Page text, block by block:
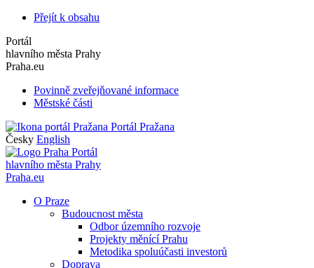
Přejít k obsahu
Portál
hlavního města Prahy
Praha.eu
Povinně zveřejňované informace
Městské části
Portál Pražana
Česky English
Portál
hlavního města Prahy
Praha.eu
O Praze
Budoucnost města
Odbor územního rozvoje
Projekty měnící Prahu
Metodika spoluúčasti investorů
Doprava